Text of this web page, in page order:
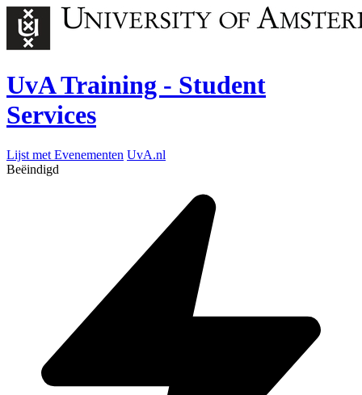
UvA Training - Student
Services
Lijst met Evenementen UvA.nl
Beëindigd